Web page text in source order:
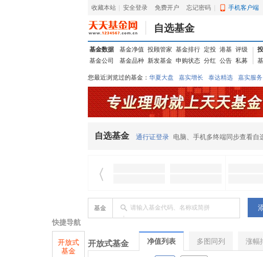
收藏本站 安全登录 免费开户 忘记密码 手机客户端
自选基金
基金数据 基金净值 投顾管家 基金排行 定投 港基 评级
基金公司
基金品种 新发基金 申购状态 分红 公告 私募
您最近浏览过的基金： 华夏大盘 嘉实增长 泰达精选 嘉实服务
信诚蓝筹 华夏优势 汇丰龙腾 华夏红利 易基中小盘 银华优
东吴动力
自选基金 通行证登录 电脑、手机多终端同步查看自
基金 请输入基金代码、名称或简拼
快捷导航
开放式
基金
开放式基金 净值列表 多图同列 涨幅